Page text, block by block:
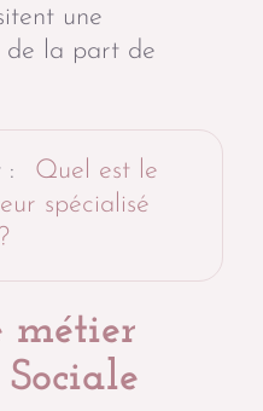
une
de la part de
:
Quel est le
spécialisé
métier
Sociale